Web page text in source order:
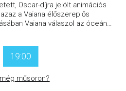
Oscar-díjra jelölt animációs
a Vaiana élőszereplős
Vaiana válaszol az óceán…
19:00
műsoron?